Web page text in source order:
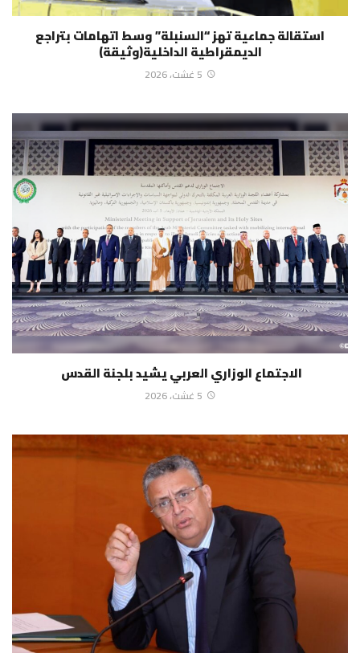
استقالة جماعية تهز “السنبلة” وسط اتهامات بتراجع
الديمقراطية الداخلية(وثيقة)
5 غشت، 2026
الاجتماع الوزاري العربي يشيد بلجنة القدس
5 غشت، 2026